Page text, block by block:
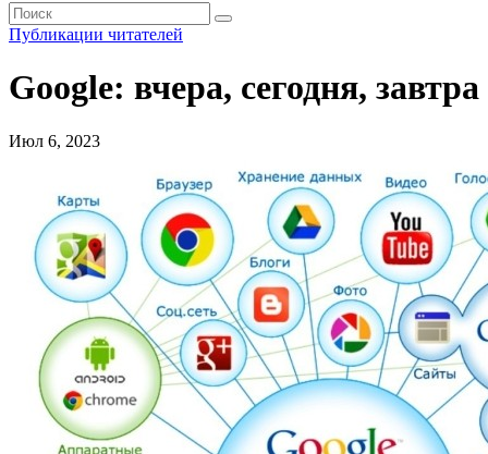
Публикации читателей
Google: вчера, сегодня, завтра
Июл 6, 2023